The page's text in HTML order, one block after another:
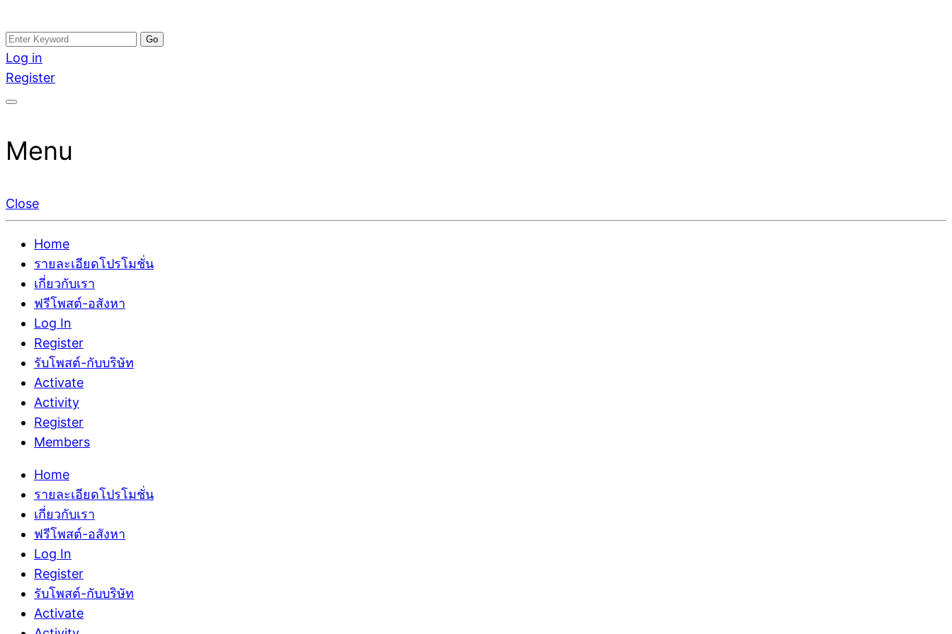
Skip
to
content
อสังหาโพสต์ รีวิวเยอะ รับจ้างโพสต์ขายบ้าน รับจ้างโพสต์อสังหา แตกต่างอย่างตั้งใจ รับรองผล อันดับ1 การโพสต์ขายอสังหา กับทีมงานบริษัท บ้าน ที่ดิน คอนโด
ติดGoogleหน้าแรกได้จริงๆ ใน 7 วัน
รับจ้างโพสอสังหา ขายบ้าน อสังหาโพสต์ เชื่อถือได้จริง รับโพสต์ ที่ดิน กับทีมงานบริษัท ถูกและดีที่สุด ไม่มีค่านายหน้า ขายได้จริงๆ ช่วยสร้างโอกาสในการขายได้มากกว่า ที่
เดียว ที่กล้าการันตีผลงาน ประสบการณ์กว่า20ปี ทีมงานมืออาชีพ ช่วยคุณขายบ้านมานาน ตัวจริง
Search
for:
Log in
Register
Menu
Close
Home
รายละเอียดโปรโมชั่น
เกี่ยวกับเรา
ฟรีโพสต์-อสังหา
Log In
Register
รับโพสต์-กับบริษัท
Activate
Activity
Register
Members
Home
รายละเอียดโปรโมชั่น
เกี่ยวกับเรา
ฟรีโพสต์-อสังหา
Log In
Register
รับโพสต์-กับบริษัท
Activate